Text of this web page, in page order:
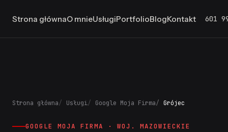
Strona głównaO mnieUsługiPortfolioBlogKontakt 601
Strona główna Usługi Google Moja Firma Grójec
GOOGLE MOJA FIRMA · WOJ. MAZOWIECKIE